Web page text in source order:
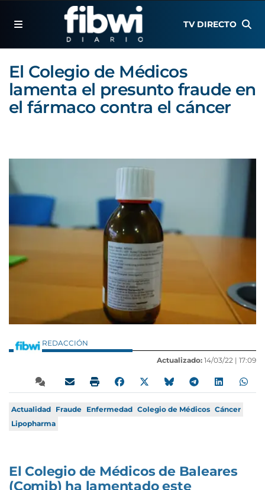
TV DIRECTO
El Colegio de Médicos
lamenta el presunto fraude en
el fármaco contra el cáncer
REDACCIÓN
Actualizado: 14/03/22 | 17:09
Actualidad Fraude Enfermedad Colegio de Médicos Cáncer
Lipopharma
El Colegio de Médicos de Baleares
(Comib) ha lamentado este